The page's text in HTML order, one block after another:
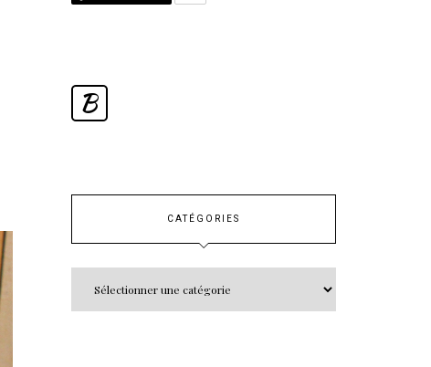
B
CATÉGORIES